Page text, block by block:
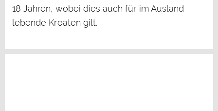
18 Jahren, wobei dies auch für im Ausland
lebende Kroaten gilt.